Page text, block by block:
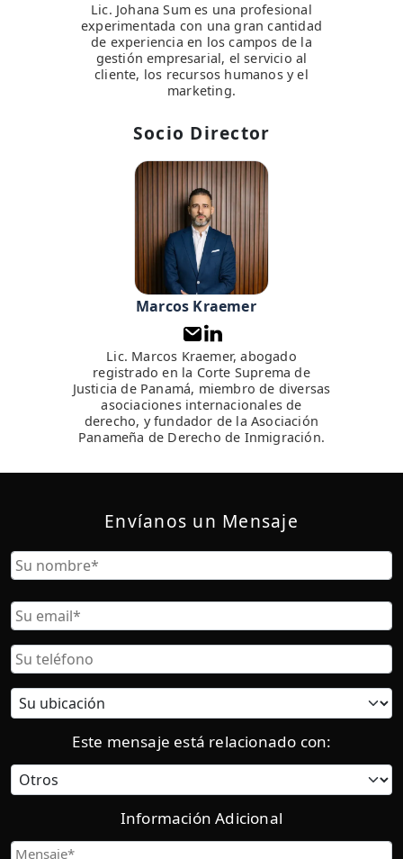
Lic. Johana Sum es una profesional
experimentada con una gran cantidad
de experiencia en los campos de la
gestión empresarial, el servicio al
cliente, los recursos humanos y el
marketing.
Socio Director
Marcos Kraemer
Lic. Marcos Kraemer, abogado
registrado en la Corte Suprema de
Justicia de Panamá, miembro de diversas
asociaciones internacionales de
derecho, y fundador de la Asociación
Panameña de Derecho de Inmigración.
Envíanos un Mensaje
Nombre
Correo
Electrónico
Teléfono
Ubicación
actual:
Este mensaje está relacionado con:
Categoría
Información Adicional
Mensaje